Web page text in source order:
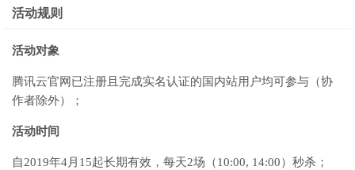
活动规则
活动对象
腾讯云官网已注册且完成实名认证的国内站用户均可参与（协
作者除外）；
活动时间
自2019年4月15起长期有效，每天2场（10:00, 14:00）秒杀；